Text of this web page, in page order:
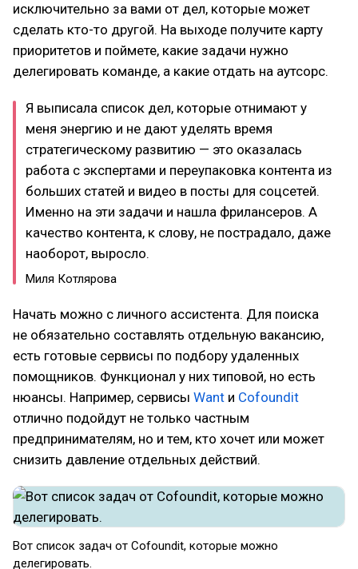
исключительно за вами от дел, которые может
сделать кто-то другой. На выходе получите карту
приоритетов и поймете, какие задачи нужно
делегировать команде, а какие отдать на аутсорс.
Я выписала список дел, которые отнимают у
меня энергию и не дают уделять время
стратегическому развитию — это оказалась
работа с экспертами и переупаковка контента из
больших статей и видео в посты для соцсетей.
Именно на эти задачи и нашла фрилансеров. А
качество контента, к слову, не пострадало, даже
наоборот, выросло.
Миля Котлярова
Начать можно с личного ассистента. Для поиска
не обязательно составлять отдельную вакансию,
есть готовые сервисы по подбору удаленных
помощников. Функционал у них типовой, но есть
нюансы. Например, сервисы Want и Cofoundit
отлично подойдут не только частным
предпринимателям, но и тем, кто хочет или может
снизить давление отдельных действий.
Вот список задач от Cofoundit, которые можно
делегировать.